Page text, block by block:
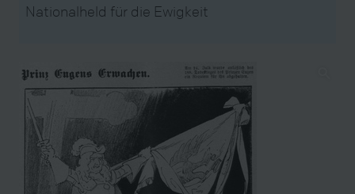
Nationalheld für die Ewigkeit